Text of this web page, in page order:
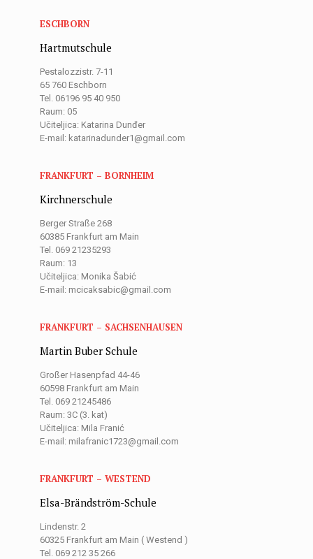
ESCHBORN
Hartmutschule
Pestalozzistr. 7-11
65 760 Eschborn
Tel. 06196 95 40 950
Raum: 05
Učiteljica: Katarina Dunđer
E-mail: katarinadunder1@gmail.com
FRANKFURT – BORNHEIM
Kirchnerschule
Berger Straße 268
60385 Frankfurt am Main
Tel. 069 21235293
Raum: 13
Učiteljica: Monika Šabić
E-mail: mcicaksabic@gmail.com
FRANKFURT – SACHSENHAUSEN
Martin Buber Schule
Großer Hasenpfad 44-46
60598 Frankfurt am Main
Tel. 069 21245486
Raum: 3C (3. kat)
Učiteljica: Mila Franić
E-mail: milafranic1723@gmail.com
FRANKFURT – WESTEND
Elsa-Brändström-Schule
Lindenstr. 2
60325 Frankfurt am Main ( Westend )
Tel. 069 212 35 266